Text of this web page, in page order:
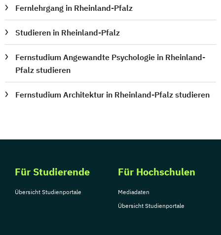
Fernlehrgang in Rheinland-Pfalz
Studieren in Rheinland-Pfalz
Fernstudium Angewandte Psychologie in Rheinland-
Pfalz studieren
Fernstudium Architektur in Rheinland-Pfalz studieren
Für Studierende
Übersicht Studienportale
Für Hochschulen
Mediadaten
Übersicht Studienportale